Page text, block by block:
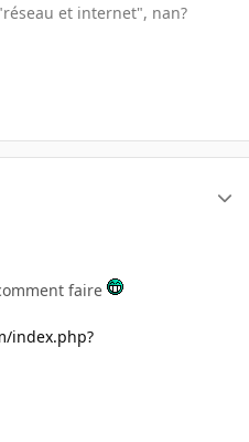
et internet", nan?
faire
index.php?